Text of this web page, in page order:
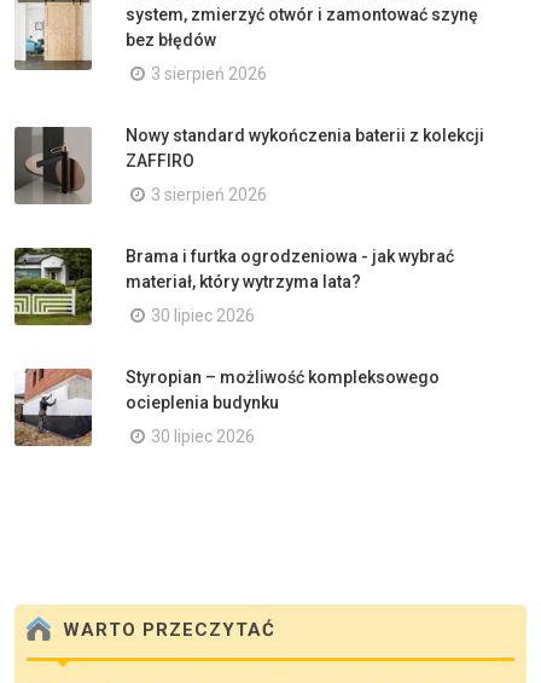
system, zmierzyć otwór i zamontować szynę
bez błędów
3 sierpień 2026
Nowy standard wykończenia baterii z kolekcji
ZAFFIRO
3 sierpień 2026
Brama i furtka ogrodzeniowa - jak wybrać
materiał, który wytrzyma lata?
30 lipiec 2026
Styropian – możliwość kompleksowego
ocieplenia budynku
30 lipiec 2026
WARTO PRZECZYTAĆ